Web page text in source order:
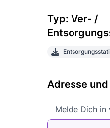
Typ: Ver- /
Adresse
Melde Dich in